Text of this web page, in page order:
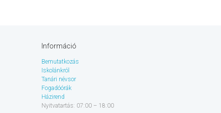
Információ
Bemutatkozás
Iskolánkról
Tanári névsor
Fogadóórák
Házirend
Nyitvatartás: 07:00 – 18:00